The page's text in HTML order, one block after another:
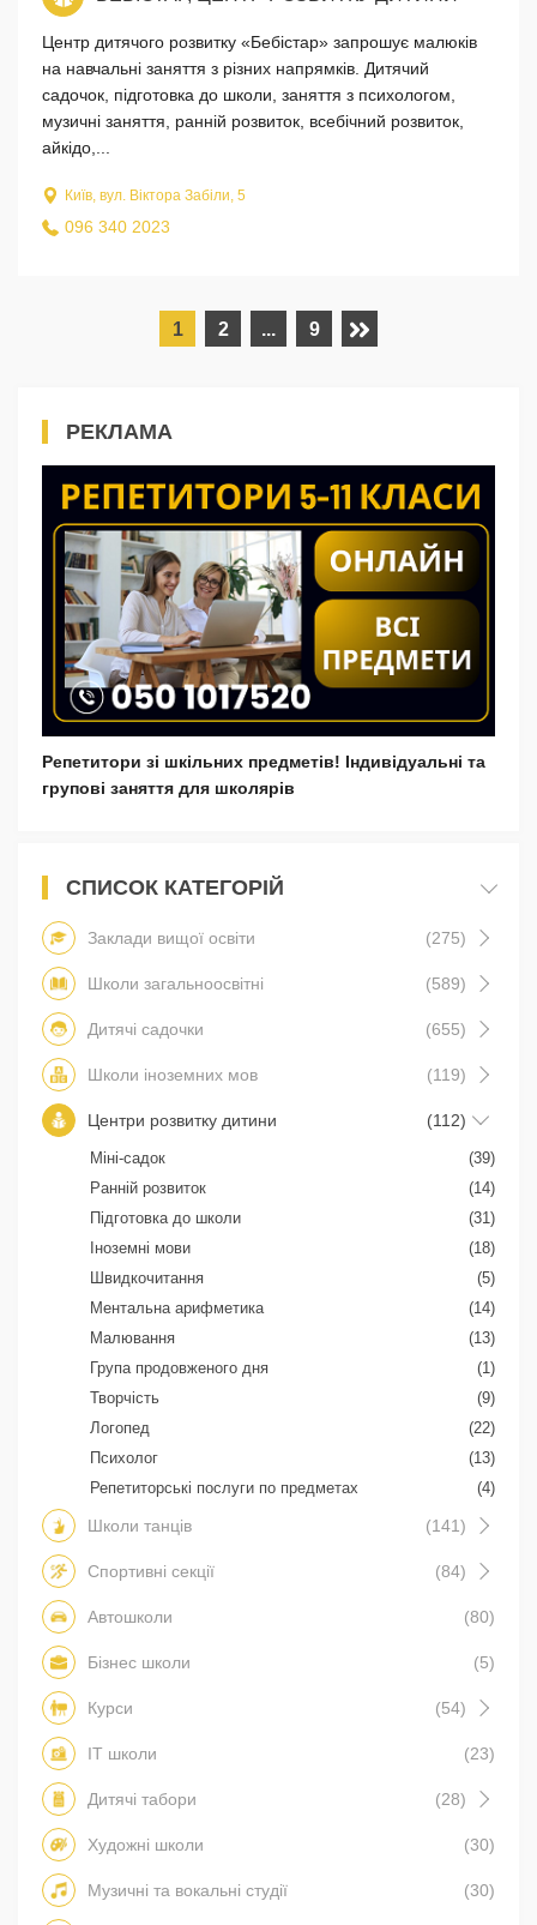
Центр дитячого розвитку «Бебістар» запрошує малюків
на навчальні заняття з різних напрямків. Дитячий
садочок, підготовка до школи, заняття з психологом,
музичні заняття, ранній розвиток, всебічний розвиток,
айкідо,...
Київ, вул. Віктора Забіли, 5
096 340 2023
1 2 ... 9
СПИСОК КАТЕГОРІЙ
Заклади вищої освіти (275)
Школи загальноосвітні (589)
Дитячі садочки (655)
Школи іноземних мов (119)
Центри розвитку дитини (112)
Міні-садок
(39)
Ранній розвиток
(14)
Підготовка до школи
(31)
Іноземні мови
(18)
Швидкочитання
(5)
Ментальна арифметика
(14)
Малювання
(13)
Група продовженого дня
(1)
Творчість
(9)
Логопед
(22)
Психолог
(13)
Репетиторські послуги по предметах
(4)
Школи танців (141)
Спортивні секції (84)
Автошколи (80)
Бізнес школи (5)
Курси (54)
IT школи (23)
Дитячі табори (28)
Художні школи (30)
Музичні та вокальні студії (30)
РЕКЛАМА
Репетитори зі шкільних предметів! Індивідуальні та
групові заняття для школярів